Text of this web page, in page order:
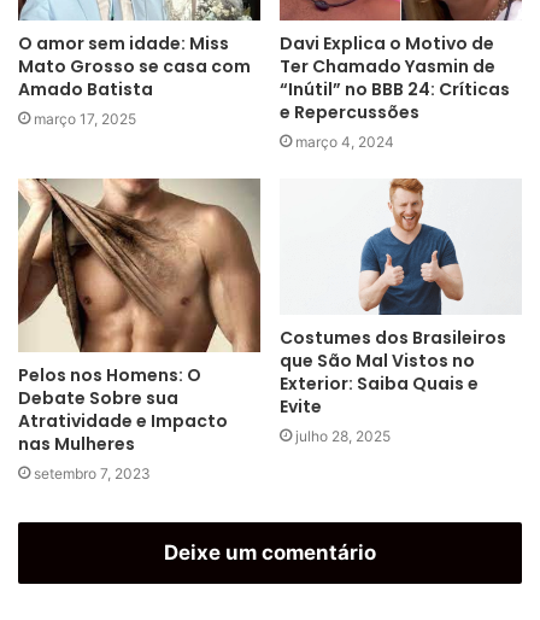
O amor sem idade: Miss
Mato Grosso se casa com
Amado Batista
março 17, 2025
Davi Explica o Motivo de
Ter Chamado Yasmin de
“Inútil” no BBB 24: Críticas
e Repercussões
março 4, 2024
Pelos nos Homens: O
Debate Sobre sua
Atratividade e Impacto
nas Mulheres
setembro 7, 2023
Costumes dos Brasileiros
que São Mal Vistos no
Exterior: Saiba Quais e
Evite
julho 28, 2025
Deixe um comentário